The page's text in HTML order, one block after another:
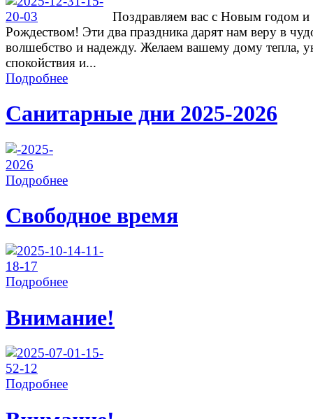
Поздравляем вас с Новым годом и
Рождеством! Эти два праздника дарят нам веру в
волшебство и надежду. Желаем вашему дому тепла,
спокойствия и...
Подробнее
Санитарные дни 2025-2026
Подробнее
Свободное время
Подробнее
Внимание!
Подробнее